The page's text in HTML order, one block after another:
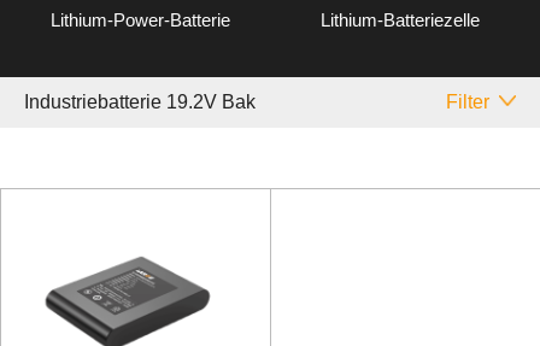
Lithium-Power-Batterie Lithium-Batteriezelle
Industriebatterie 19.2V Bak Filter